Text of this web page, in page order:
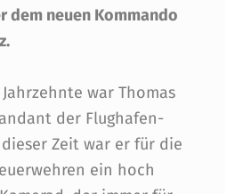
dem neuen Kommando
war Thomas
der Flughafen-
Zeit war er für die
ein hoch